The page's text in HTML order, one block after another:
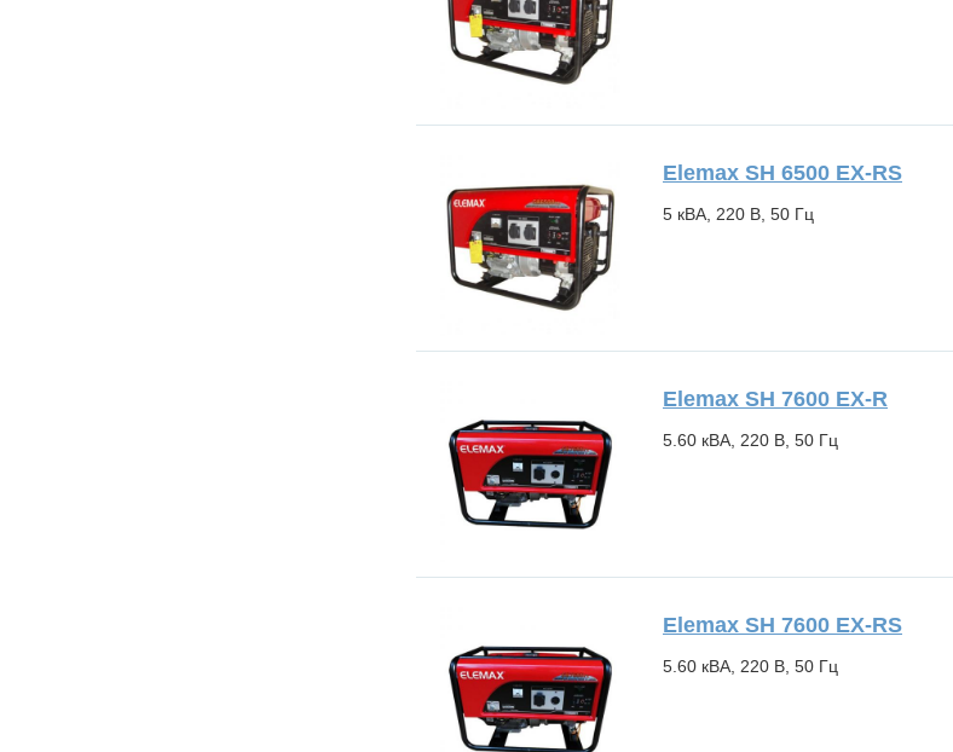
Elemax SH 6500 EX-RS
5 кВА, 220 В, 50 Гц
Elemax SH 7600 EX-R
5.60 кВА, 220 В, 50 Гц
Elemax SH 7600 EX-RS
5.60 кВА, 220 В, 50 Гц